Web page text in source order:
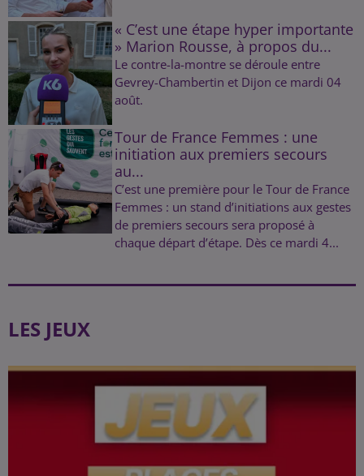
« C’est une étape hyper importante
» Marion Rousse, à propos du...
Le contre-la-montre se déroule entre
Gevrey-Chambertin et Dijon ce mardi 04
août.
Tour de France Femmes : une
initiation aux premiers secours
au...
C’est une première pour le Tour de France
Femmes : un stand d’initiations aux gestes
de premiers secours sera proposé à
chaque départ d’étape. Dès ce mardi 4...
LES JEUX